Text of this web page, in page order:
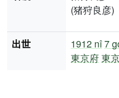
(猪狩良彦)
出世 1912 nî7
東京府東